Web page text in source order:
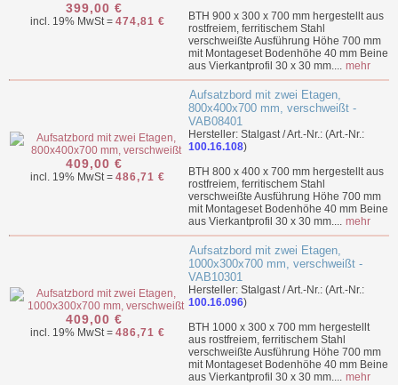
399,00 €
incl. 19% MwSt = 474,81 €
BTH 900 x 300 x 700 mm hergestellt aus
rostfreiem, ferritischem Stahl
verschweißte Ausführung Höhe 700 mm
mit Montageset Bodenhöhe 40 mm Beine
aus Vierkantprofil 30 x 30 mm.... mehr
409,00 €
incl. 19% MwSt = 486,71 €
Aufsatzbord mit zwei Etagen,
800x400x700 mm, verschweißt -
VAB08401
Hersteller: Stalgast / Art.-Nr.: (Art.-Nr.:
100.16.108)
BTH 800 x 400 x 700 mm hergestellt aus
rostfreiem, ferritischem Stahl
verschweißte Ausführung Höhe 700 mm
mit Montageset Bodenhöhe 40 mm Beine
aus Vierkantprofil 30 x 30 mm.... mehr
409,00 €
incl. 19% MwSt = 486,71 €
Aufsatzbord mit zwei Etagen,
1000x300x700 mm, verschweißt -
VAB10301
Hersteller: Stalgast / Art.-Nr.: (Art.-Nr.:
100.16.096)
BTH 1000 x 300 x 700 mm hergestellt
aus rostfreiem, ferritischem Stahl
verschweißte Ausführung Höhe 700 mm
mit Montageset Bodenhöhe 40 mm Beine
aus Vierkantprofil 30 x 30 mm.... mehr